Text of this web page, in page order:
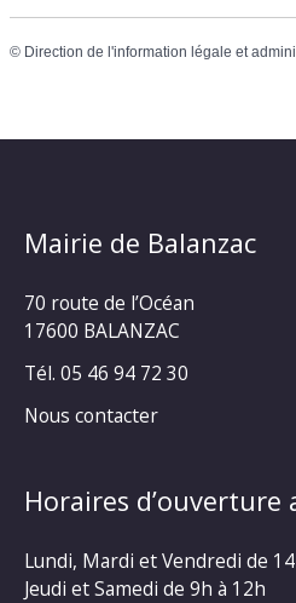
© Direction de l'information légale et
Mairie de Balanzac
70 route de l’Océan
17600 BALANZAC
Tél. 05 46 94 72 30
Nous contacter
Horaires d’ouverture
Lundi, Mardi et Vendredi de
Jeudi et Samedi de 9h à 12h